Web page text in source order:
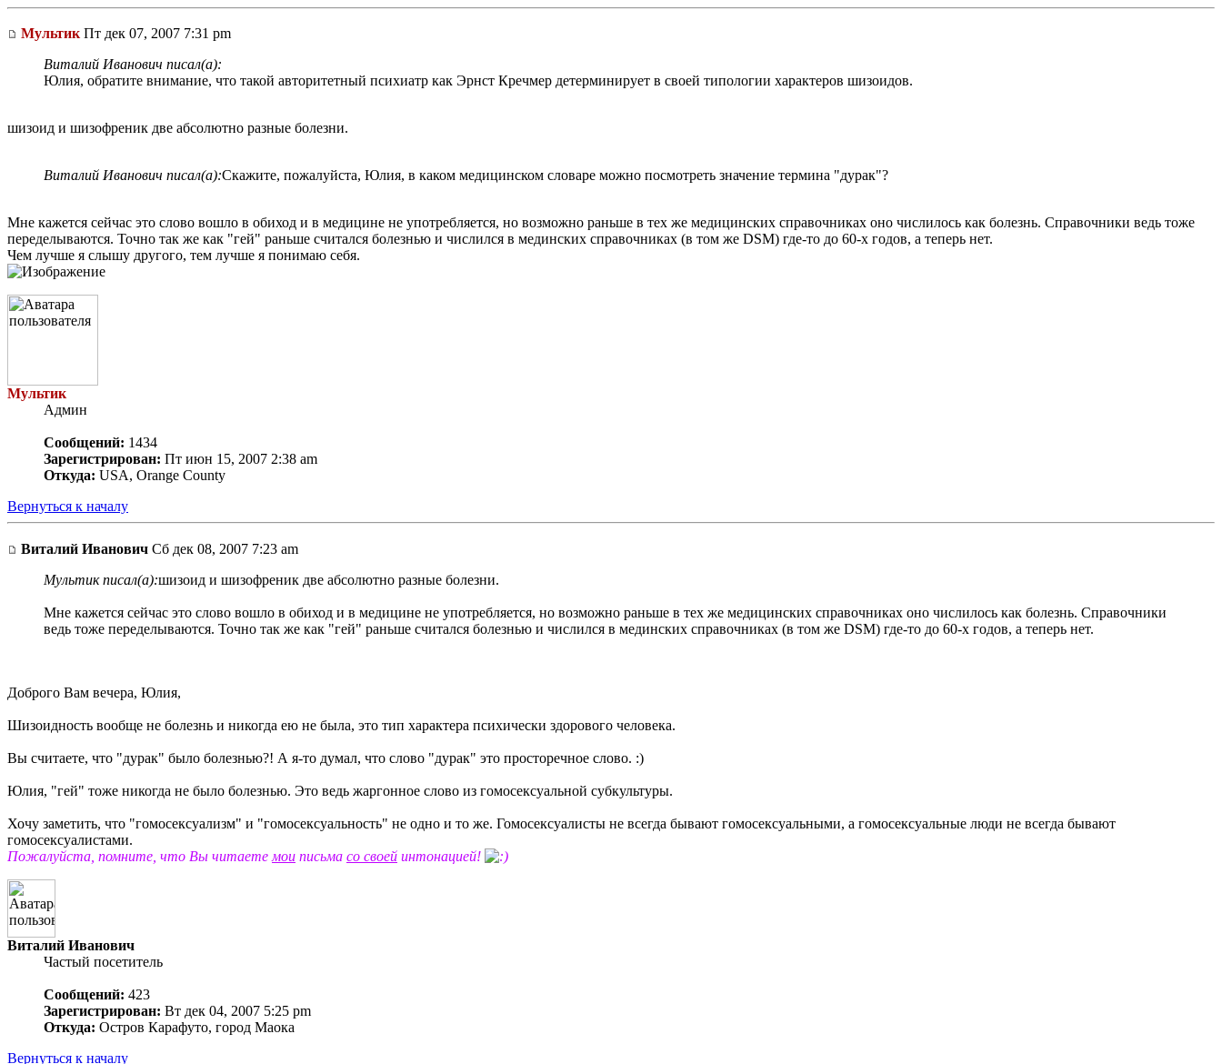
Мультик Пт дек 07, 2007 7:31 pm
Виталий Иванович писал(а):
Юлия, обратите внимание, что такой авторитетный психиатр как Эрнст Кречмер детерминирует в своей типологии характеров шизоидов.
шизоид и шизофреник две абсолютно разные болезни.
Виталий Иванович писал(а):Скажите, пожалуйста, Юлия, в каком медицинском словаре можно посмотреть значение термина "дурак"?
Мне кажется сейчас это слово вошло в обиход и в медицине не употребляется, но возможно раньше в тех же медицинских справочниках оно числилось как болезнь. Справочники ведь тоже
переделываются. Точно так же как "гей" раньше считался болезнью и числился в мединских справочниках (в том же DSM) где-то до 60-х годов, а теперь нет.
Чем лучше я слышу другого, тем лучше я понимаю себя.
Мультик
Админ
Сообщений: 1434
Зарегистрирован: Пт июн 15, 2007 2:38 am
Откуда: USA, Orange County
Вернуться к началу
Виталий Иванович Сб дек 08, 2007 7:23 am
Мультик писал(а):шизоид и шизофреник две абсолютно разные болезни.
Мне кажется сейчас это слово вошло в обиход и в медицине не употребляется, но возможно раньше в тех же медицинских справочниках оно числилось как болезнь. Справочники
ведь тоже переделываются. Точно так же как "гей" раньше считался болезнью и числился в мединских справочниках (в том же DSM) где-то до 60-х годов, а теперь нет.
Доброго Вам вечера, Юлия,
Шизоидность вообще не болезнь и никогда ею не была, это тип характера психически здорового человека.
Вы считаете, что "дурак" было болезнью?! А я-то думал, что слово "дурак" это просторечное слово. :)
Юлия, "гей" тоже никогда не было болезнью. Это ведь жаргонное слово из гомосексуальной субкультуры.
Хочу заметить, что "гомосексуализм" и "гомосексуальность" не одно и то же. Гомосексуалисты не всегда бывают гомосексуальными, а гомосексуальные люди не всегда бывают
гомосексуалистами.
Пожалуйста, помните, что Вы читаете мои письма со своей интонацией!
Виталий Иванович
Частый посетитель
Сообщений: 423
Зарегистрирован: Вт дек 04, 2007 5:25 pm
Откуда: Остров Карафуто, город Маока
Вернуться к началу